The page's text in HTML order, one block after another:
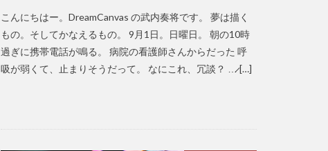
こんにちはー。DreamCanvas の武内奏将です。 夢は描く
もの。そしてかなえるもの。 9月1日。日曜日。 朝の10時
過ぎに携帯電話が鳴る。 病院の看護師さんからだった 呼
吸が弱くて、止まりそうだって。 なにこれ、冗談？ …̷ […]